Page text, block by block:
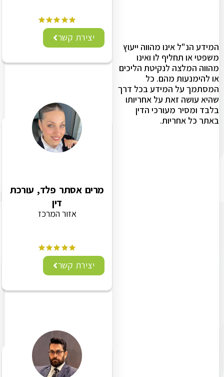
המידע הנ"ל אינו מהווה ייעוץ
משפטי או תחליף לו ואינו
מהווה המלצה לנקיטת הליכים
או להימנעות מהם. כל
המסתמך על המידע בכל דרך
שהיא עושה זאת על אחריותו
בלבד ומסיר מעורכי הדין
באתר כל אחריות.
יצירת קשר
מרים אסתר פלד, עורכת
דין
אזור המרכז
יצירת קשר